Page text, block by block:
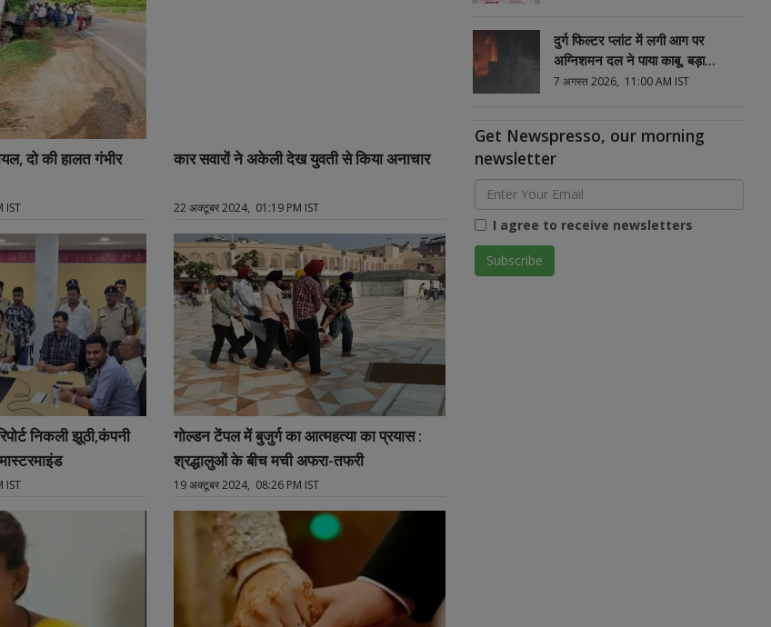
दो की हालत गंभीर
IST
कार सवारों ने अकेली देख युवती से किया अनाचार
22 अक्टूबर 2024, 01:19 PM IST
निकली झूठी,कंपनी
IST
गोल्डन टेंपल में बुजुर्ग का आत्महत्या का प्रयास :
श्रद्धालुओं के बीच मची अफरा-तफरी
19 अक्टूबर 2024, 08:26 PM IST
दुर्ग फिल्टर प्लांट में लगी आग पर
अग्निशमन दल ने पाया काबू, बड़ा
हादसा टला
7 अगस्त 2026, 11:00 AM IST
Get Newspresso, our morning
newsletter
I agree to receive newsletters